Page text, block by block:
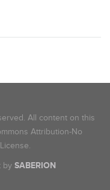
All content on this
Attribution-No
by SABERION